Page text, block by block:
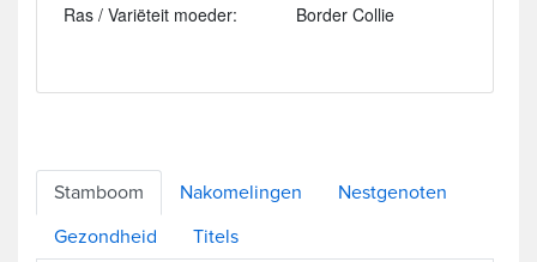
Ras / Variëteit moeder:
Border Collie
Stamboom Nakomelingen Nestgenoten
Gezondheid Titels